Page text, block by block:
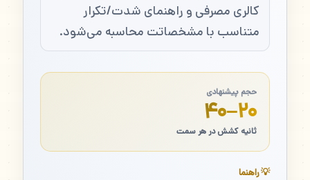
کالری مصرفی و راهنمای شدت/تکرار
متناسب با مشخصاتت محاسبه می‌شود.
حجم پیشنهادی
۲۰–۴۰
ثانیه کشش در هر سمت
💡 راهنما